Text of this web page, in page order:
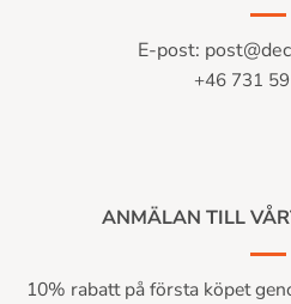
E-post:
+46 731
ANMÄLAN TILL
10% rabatt på första köpet